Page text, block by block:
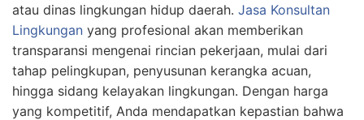
atau dinas lingkungan hidup daerah. Jasa Konsultan
Lingkungan yang profesional akan memberikan
transparansi mengenai rincian pekerjaan, mulai dari
tahap pelingkupan, penyusunan kerangka acuan,
hingga sidang kelayakan lingkungan. Dengan harga
yang kompetitif, Anda mendapatkan kepastian bahwa